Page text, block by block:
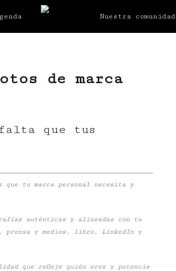
Nuestra comunidad
de marca
que tus
que tu marca personal necesita y
auténticas y alineadas con tu
y medios, libro, LinkedIn y
que refleje quién eres y potencie